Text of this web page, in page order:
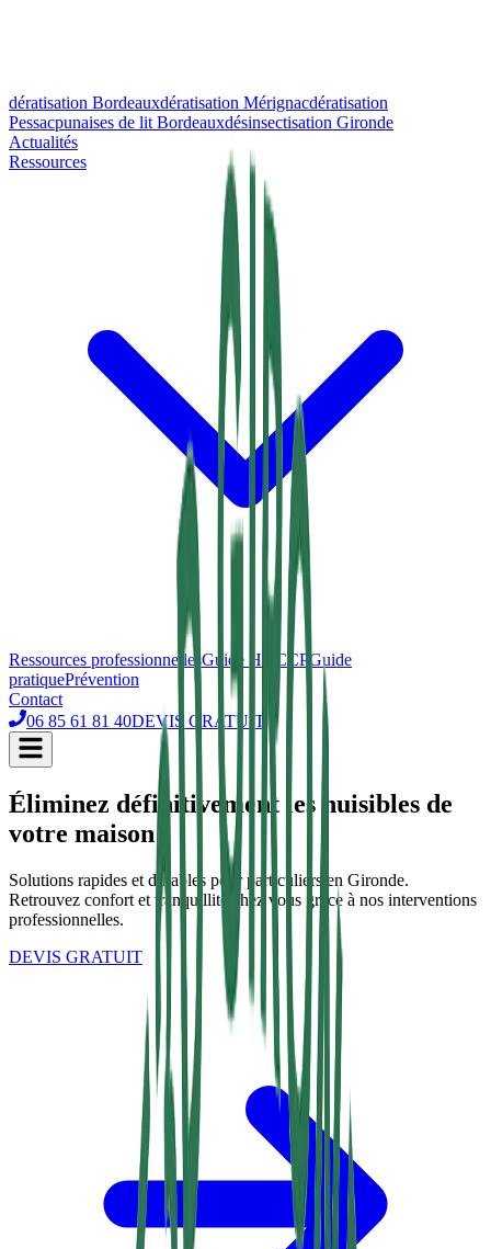
dératisation Bordeauxdératisation Mérignacdératisation
Pessacpunaises de lit Bordeauxdésinsectisation Gironde
Actualités
Ressources
Ressources professionnellesGuide HACCP Guide
pratiquePrévention
Contact
06 85 61 81 40DEVIS GRATUIT
Éliminez définitivement les nuisibles de
votre maison
Solutions rapides et durables pour particuliers en Gironde.
Retrouvez confort et tranquillité chez vous grâce à nos interventions
professionnelles.
DEVIS GRATUIT